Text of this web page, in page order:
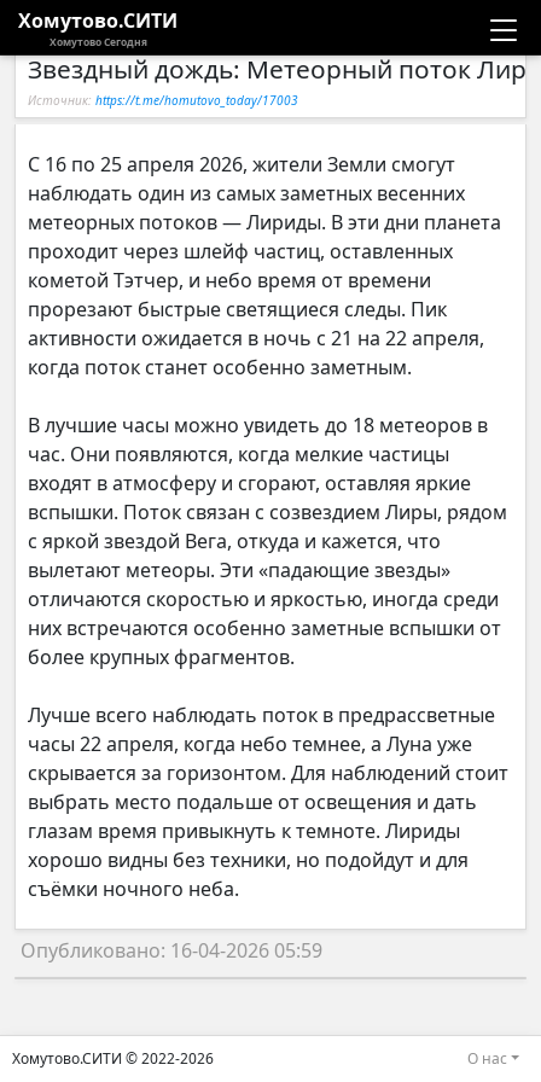
Хомутово.СИТИ
Хомутово Сегодня
Новости
Галерея
Компании
Звездный дождь: Метеорный поток
Источник: https://t.me/homutovo_today/17003
С 16 по 25 апреля 2026, жители Земли смогут
наблюдать один из самых заметных весенних
метеорных потоков — Лириды. В эти дни планета
проходит через шлейф частиц, оставленных
кометой Тэтчер, и небо время от времени
прорезают быстрые светящиеся следы. Пик
активности ожидается в ночь с 21 на 22 апреля,
когда поток станет особенно заметным.
В лучшие часы можно увидеть до 18 метеоров в
час. Они появляются, когда мелкие частицы
входят в атмосферу и сгорают, оставляя яркие
вспышки. Поток связан с созвездием Лиры, рядом
с яркой звездой Вега, откуда и кажется, что
вылетают метеоры. Эти «падающие звезды»
отличаются скоростью и яркостью, иногда среди
них встречаются особенно заметные вспышки от
более крупных фрагментов.
Лучше всего наблюдать поток в предрассветные
часы 22 апреля, когда небо темнее, а Луна уже
скрывается за горизонтом. Для наблюдений стоит
выбрать место подальше от освещения и дать
глазам время привыкнуть к темноте. Лириды
хорошо видны без техники, но подойдут и для
съёмки ночного неба.
Опубликовано: 16-04-2026 05:59
Хомутово.СИТИ © 2022-2026 О нас